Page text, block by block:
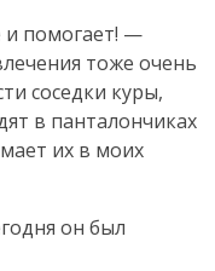
и помогает! —
тоже очень
соседки куры,
в панталончиках
их в моих
он был